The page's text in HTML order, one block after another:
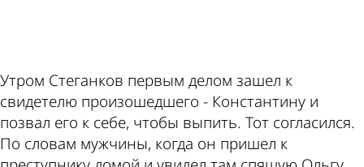
Утром Стеганков первым делом зашел к
свидетелю произошедшего - Константину и
позвал его к себе, чтобы выпить. Тот согласился.
По словам мужчины, когда он пришел к